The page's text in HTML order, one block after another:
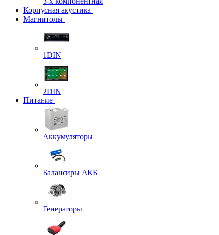
Корпусная акустика
Магнитолы
1DIN
2DIN
Питание
Аккумуляторы
Балансиры АКБ
Генераторы